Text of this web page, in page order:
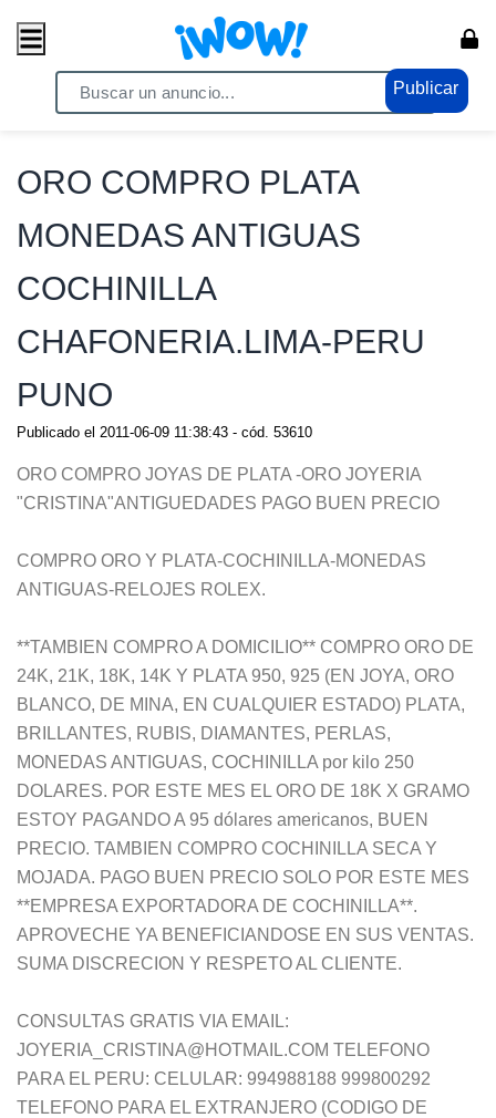
Publicar
/ Moda / Relojes - Joyas
ORO COMPRO PLATA
MONEDAS ANTIGUAS
COCHINILLA
CHAFONERIA.LIMA-PERU
PUNO
Publicado el 2011-06-09 11:38:43 - cód. 53610
ORO COMPRO JOYAS DE PLATA -ORO JOYERIA
"CRISTINA"ANTIGUEDADES PAGO BUEN PRECIO
COMPRO ORO Y PLATA-COCHINILLA-MONEDAS
ANTIGUAS-RELOJES ROLEX.
**TAMBIEN COMPRO A DOMICILIO** COMPRO ORO DE
24K, 21K, 18K, 14K Y PLATA 950, 925 (EN JOYA, ORO
BLANCO, DE MINA, EN CUALQUIER ESTADO) PLATA,
BRILLANTES, RUBIS, DIAMANTES, PERLAS,
MONEDAS ANTIGUAS, COCHINILLA por kilo 250
DOLARES. POR ESTE MES EL ORO DE 18K X GRAMO
ESTOY PAGANDO A 95 dólares americanos, BUEN
PRECIO. TAMBIEN COMPRO COCHINILLA SECA Y
MOJADA. PAGO BUEN PRECIO SOLO POR ESTE MES
**EMPRESA EXPORTADORA DE COCHINILLA**.
APROVECHE YA BENEFICIANDOSE EN SUS VENTAS.
SUMA DISCRECION Y RESPETO AL CLIENTE.
CONSULTAS GRATIS VIA EMAIL:
JOYERIA_CRISTINA@HOTMAIL.COM TELEFONO
PARA EL PERU: CELULAR: 994988188 999800292
TELEFONO PARA EL EXTRANJERO (CODIGO DE